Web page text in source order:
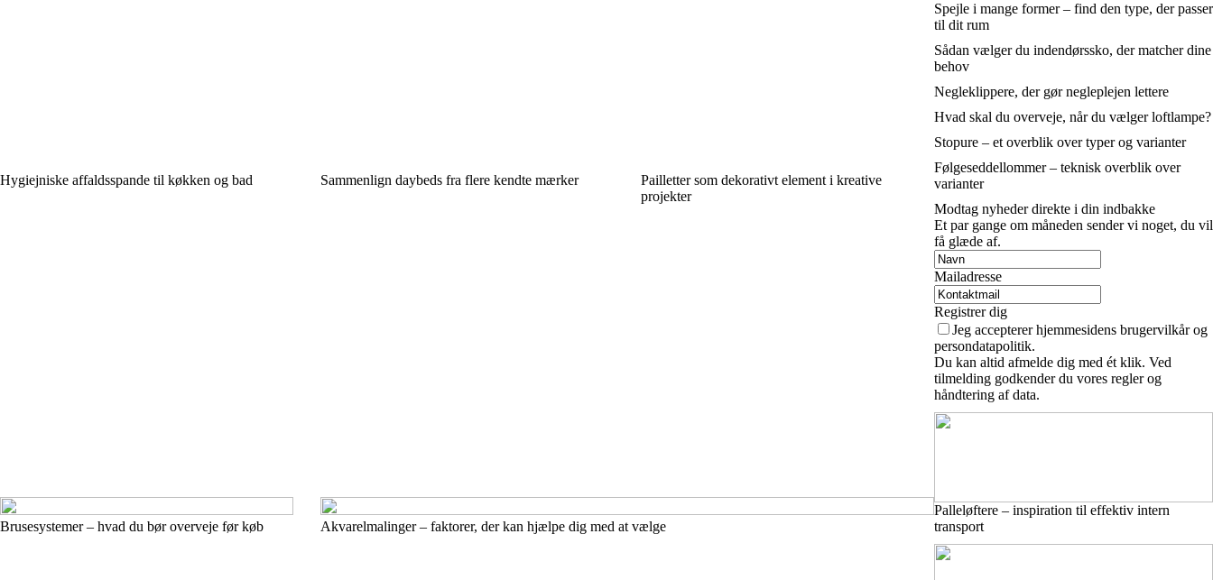
Hygiejniske affaldsspande til køkken og bad Sammenlign daybeds fra flere kendte mærker
Pailletter som dekorativt element i kreative
projekter
Brusesystemer – hvad du bør overveje før køb Akvarelmalinger – faktorer, der kan hjælpe dig med at vælge
Spejle i mange former – find den type, der passer
til dit rum
Sådan vælger du indendørssko, der matcher dine
behov
Negleklippere, der gør negleplejen lettere
Hvad skal du overveje, når du vælger loftlampe?
Stopure – et overblik over typer og varianter
Følgeseddellommer – teknisk overblik over
varianter
Modtag nyheder direkte i din indbakke
Et par gange om måneden sender vi noget, du vil
få glæde af.
Mailadresse
Registrer dig
Jeg accepterer hjemmesidens brugervilkår og
persondatapolitik.
Du kan altid afmelde dig med ét klik. Ved
tilmelding godkender du vores regler og
håndtering af data.
Palleløftere – inspiration til effektiv intern
transport